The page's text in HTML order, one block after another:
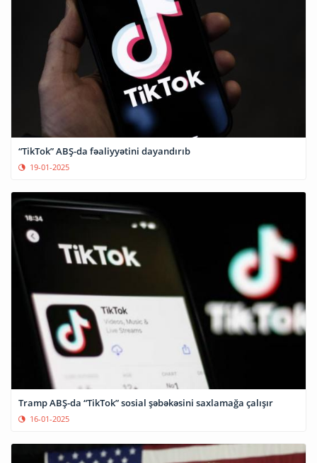
“TikTok” ABŞ-da fəaliyyətini dayandırıb
19-01-2025
Tramp ABŞ-da “TikTok” sosial şəbəkəsini saxlamağa çalışır
16-01-2025